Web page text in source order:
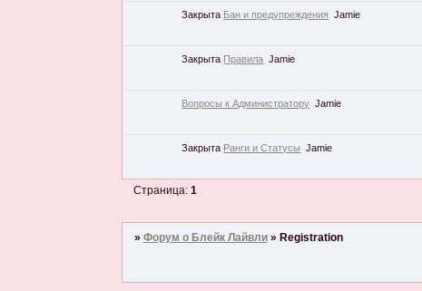
Закрыта Бан и предупреждения Jamie
Закрыта Правила Jamie
Вопросы к Администратору Jamie
Закрыта Ранги и Статусы
Jamie
Страница: 1
» Форум о Блейк Лайвли » Registration